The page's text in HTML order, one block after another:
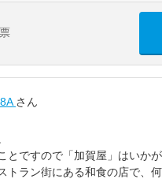
票
さん
とですので「加賀屋」はいかが
トラン街にある和食の店で、